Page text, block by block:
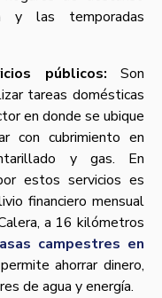
y las temporadas
públicos: Son
tareas domésticas
en donde se ubique
con cubrimiento en
y gas. En
estos servicios es
financiero mensual
a 16 kilómetros
campestres en
ahorrar dinero,
de agua y energía.